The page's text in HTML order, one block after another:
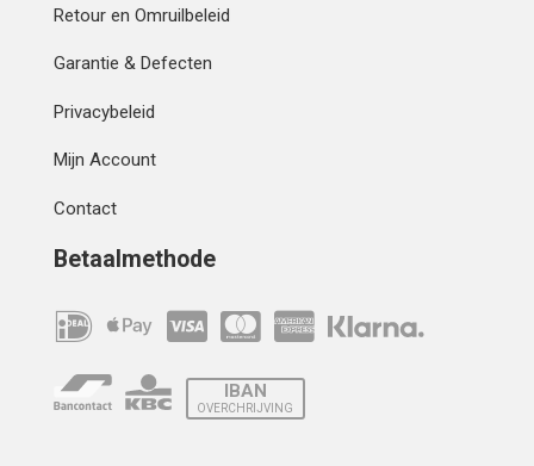
Retour en Omruilbeleid
Garantie & Defecten
Privacybeleid
Mijn Account
Contact
Betaalmethode
IBAN
OVERCHRIJVING